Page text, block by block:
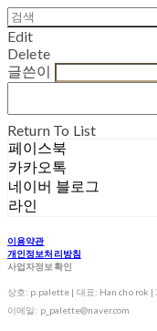
Edit
Delete
글쓴이
Return To List
페이스북
카카오톡
네이버 블로그
라인
이용약관
개인정보처리방침
사업자정보확인
상호: p.palette | 대표: Han cho rok
이메일: p_palette@naver.com